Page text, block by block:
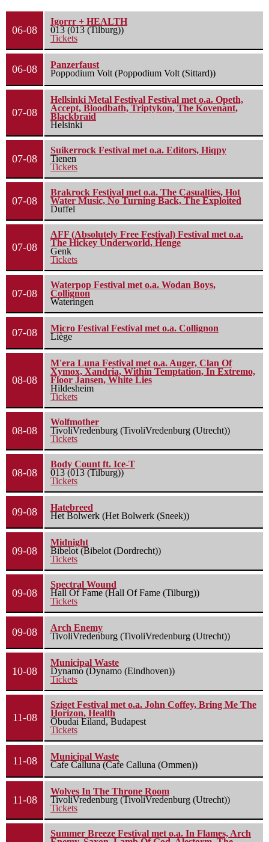
06-08
Igorrr + HEALTH
013 (013 (Tilburg))
Tickets
06-08
Panzerfaust
Poppodium Volt (Poppodium Volt (Sittard))
07-08
Hellsinki Metal Festival Festival met o.a. Opeth,
Accept, Bloodbath, Triptykon, The Kovenant,
Blackbraid
Helsinki
07-08
Suikerrock Festival met o.a. Editors, Hiqpy
Tienen
Tickets
07-08
Brakrock Festival met o.a. The Casualties, Hot
Water Music, No Turning Back, The Exploited
Duffel
07-08
AFF (Absolutely Free Festival) Festival met o.a.
The Hickey Underworld, Henge
Genk
Tickets
07-08
Waterpop Festival met o.a. Wodan Boys,
Collignon
Wateringen
07-08
Micro Festival Festival met o.a. Collignon
Liège
08-08
M'era Luna Festival met o.a. Auger, Clan Of
Xymox, Xandria, Within Temptation, In Extremo,
Floor Jansen, White Lies
Hildesheim
Tickets
08-08
Wolfmother
TivoliVredenburg (TivoliVredenburg (Utrecht))
Tickets
08-08
Body Count ft. Ice-T
013 (013 (Tilburg))
Tickets
09-08
Hatebreed
Het Bolwerk (Het Bolwerk (Sneek))
09-08
Midnight
Bibelot (Bibelot (Dordrecht))
Tickets
09-08
Spectral Wound
Hall Of Fame (Hall Of Fame (Tilburg))
Tickets
09-08
Arch Enemy
TivoliVredenburg (TivoliVredenburg (Utrecht))
10-08
Municipal Waste
Dynamo (Dynamo (Eindhoven))
Tickets
11-08
Sziget Festival met o.a. John Coffey, Bring Me The
Horizon, Health
Óbudai Eiland, Budapest
Tickets
11-08
Municipal Waste
Cafe Calluna (Cafe Calluna (Ommen))
11-08
Wolves In The Throne Room
TivoliVredenburg (TivoliVredenburg (Utrecht))
Tickets
Summer Breeze Festival met o.a. In Flames, Arch